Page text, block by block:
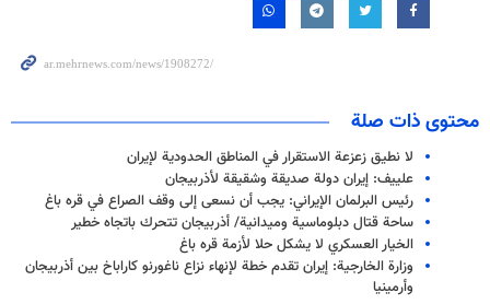
محتوى ذات صلة
لا نطيق زعزعة الاستقرار في المناطق الحدودية لإيران
علييف: إيران دولة صديقة وشقيقة لأذربيجان
رئيس البرلمان الإيراني: يجب أن نسعى إلى وقف الصراع في قره باغ
ساحة قتال دبلوماسية وميدانية/ أذربيجان تتحرك باتجاه خطير
الخيار العسكري لا يشكل حلا لأزمة قره باغ
وزارة الخارجية: إيران تقدم خطة لإنهاء نزاع ناغورنو كاراباخ بين أذربيجان
وأرمينيا